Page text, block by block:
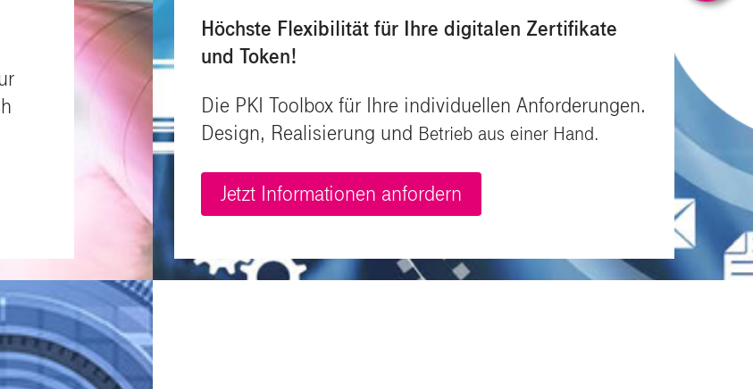
Höchste Flexibilität für Ihre digitalen Zertifikate
und Token!
Die PKI Toolbox für Ihre individuellen Anforderungen.
Design, Realisierung und Betrieb aus einer Hand.
Jetzt Informationen anfordern